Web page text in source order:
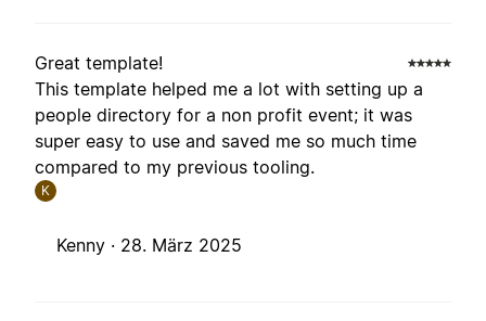
Great template!
This template helped me a lot with setting up a
people directory for a non profit event; it was
super easy to use and saved me so much time
compared to my previous tooling.
K
Kenny · 28. März 2025